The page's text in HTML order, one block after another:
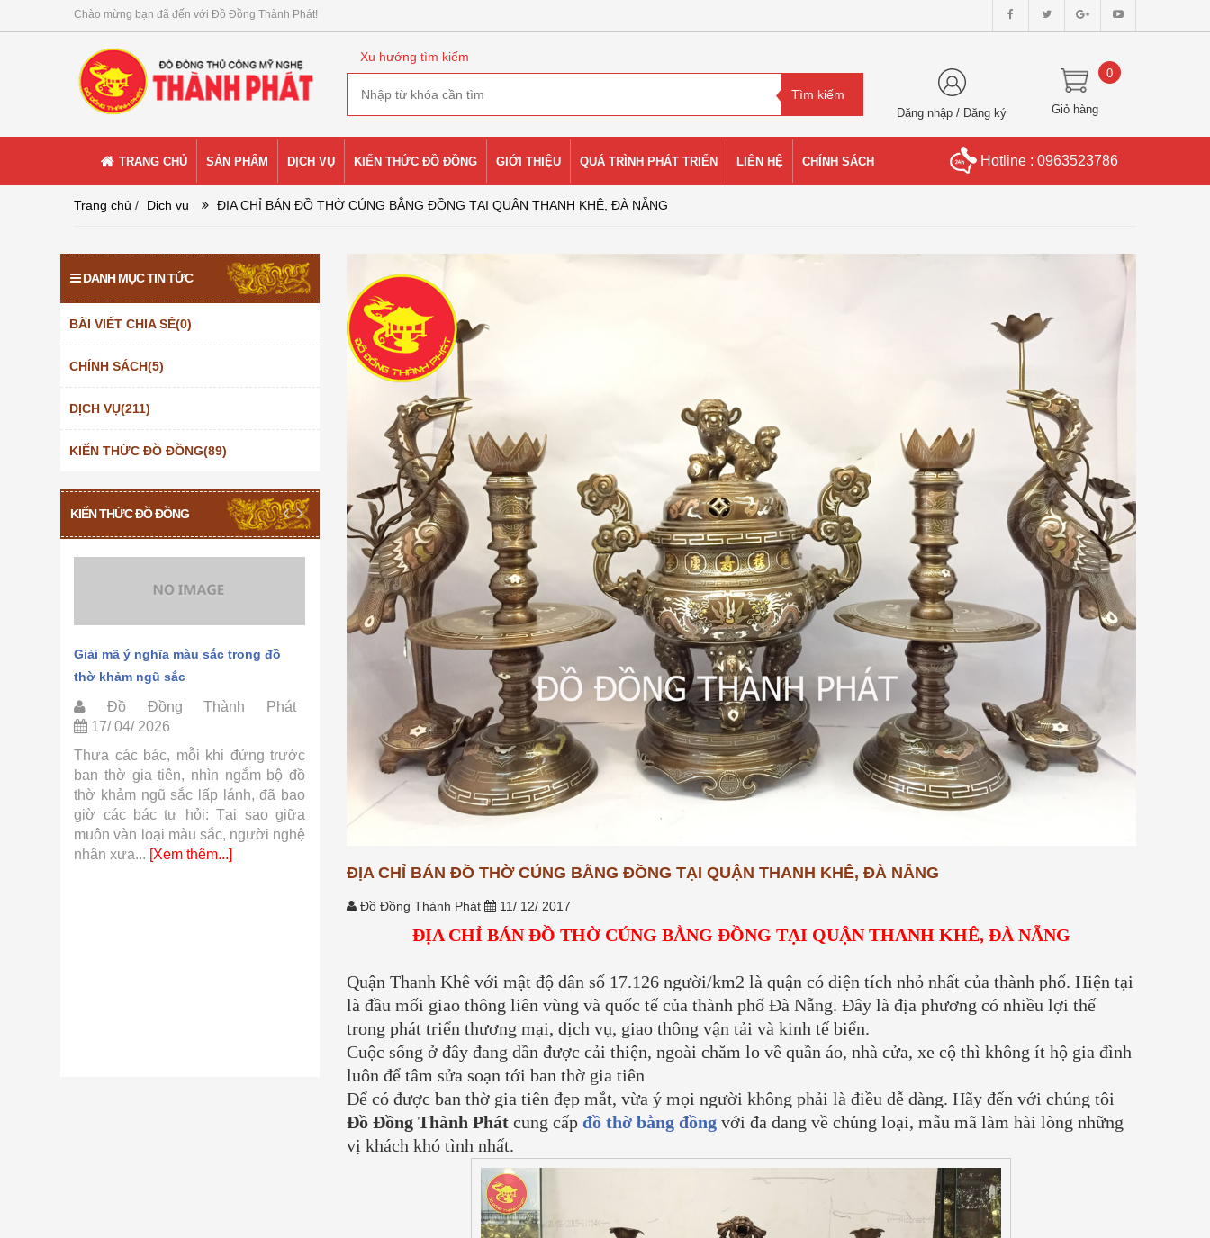
Chào mừng bạn đã đến với Đồ Đồng Thành Phát!
Xu hướng tìm kiếm
Đăng nhập /Đăng ký Giỏ hàng
0
TRANG CHỦ SẢN PHẨM DỊCH VỤ KIẾN THỨC ĐỒ ĐỒNG GIỚI THIỆU QUÁ TRÌNH PHÁT TRIỂN LIÊN HỆ CHÍNH SÁCH Hotline : 0963523786
Trang chủ / Dịch vụ ĐỊA CHỈ BÁN ĐỒ THỜ CÚNG BẰNG ĐỒNG TẠI QUẬN THANH KHÊ, ĐÀ NẴNG
DANH MỤC TIN TỨC
BÀI VIẾT CHIA SẺ(0)
CHÍNH SÁCH(5)
DỊCH VỤ(211)
KIẾN THỨC ĐỒ ĐỒNG(89)
KIẾN THỨC ĐỒ ĐỒNG
Giải mã ý nghĩa màu sắc trong đồ
thờ khảm ngũ sắc
Đồ Đồng Thành Phát
17/ 04/ 2026
Thưa các bác, mỗi khi đứng trước
ban thờ gia tiên, nhìn ngắm bộ đồ
thờ khảm ngũ sắc lấp lánh, đã bao
giờ các bác tự hỏi: Tại sao giữa
muôn vàn loại màu sắc, người nghệ
nhân xưa... [Xem thêm...]
Quy trình khảm ngũ sắc tại đồ đồng
Đồ Đồng Thành Phát
15/ 04/ 2026
Thưa các bác, đã bao giờ các bác
tự hỏi tại sao một bộ đỉnh khảm ngũ
sắc lại có giá trị cao gấp nhiều lần
so với hàng phổ thông, hay tại sao
Tư Vấn Phong Thủy Đồ Đồng
Đồ Đồng Thành Phát
06/ 04/ 2026
Trong không gian tâm linh của mỗi
gia đình Việt, bộ đồ thờ bằng đồng
không chỉ là vật phẩm trưng bày
đơn thuần, mà còn là 'sợi dây' kết
Giải thích về ưu điểm của đồng Catut
so với các loại đồng khác
Đồ Đồng Thành Phát
06/ 04/ 2026
Đồng Catut là gì? Đồng Catut thực
chất là loại đồng vàng chất lượng
cao, thường được lấy từ vỏ đạn
quân sự (vỏ đạn pháo, vỏ đạn liên
gia phong và
ĐỊA CHỈ BÁN ĐỒ THỜ CÚNG BẰNG ĐỒNG TẠI QUẬN THANH KHÊ, ĐÀ NẴNG
Đồ Đồng Thành Phát 11/ 12/ 2017
ĐỊA CHỈ BÁN ĐỒ THỜ CÚNG BẰNG ĐỒNG TẠI QUẬN THANH KHÊ, ĐÀ NẴNG
Quận Thanh Khê với mật độ dân số 17.126 người/km2 là quận có diện tích nhỏ nhất của thành phố. Hiện tại
là đầu mối giao thông liên vùng và quốc tế của thành phố Đà Nẵng. Đây là địa phương có nhiều lợi thế
trong phát triển thương mại, dịch vụ, giao thông vận tải và kinh tế biển.
Cuộc sống ở đây đang dần được cải thiện, ngoài chăm lo về quần áo, nhà cửa, xe cộ thì không ít hộ gia đình
luôn để tâm sửa soạn tới ban thờ gia tiên
Để có được ban thờ gia tiên đẹp mắt, vừa ý mọi người không phải là điều dễ dàng. Hãy đến với chúng tôi
Đồ Đồng Thành Phátcung cấp đồ thờ bằng đồngvới đa dang về chủng loại, mẫu mã làm hài lòng những
vị khách khó tình nhất.